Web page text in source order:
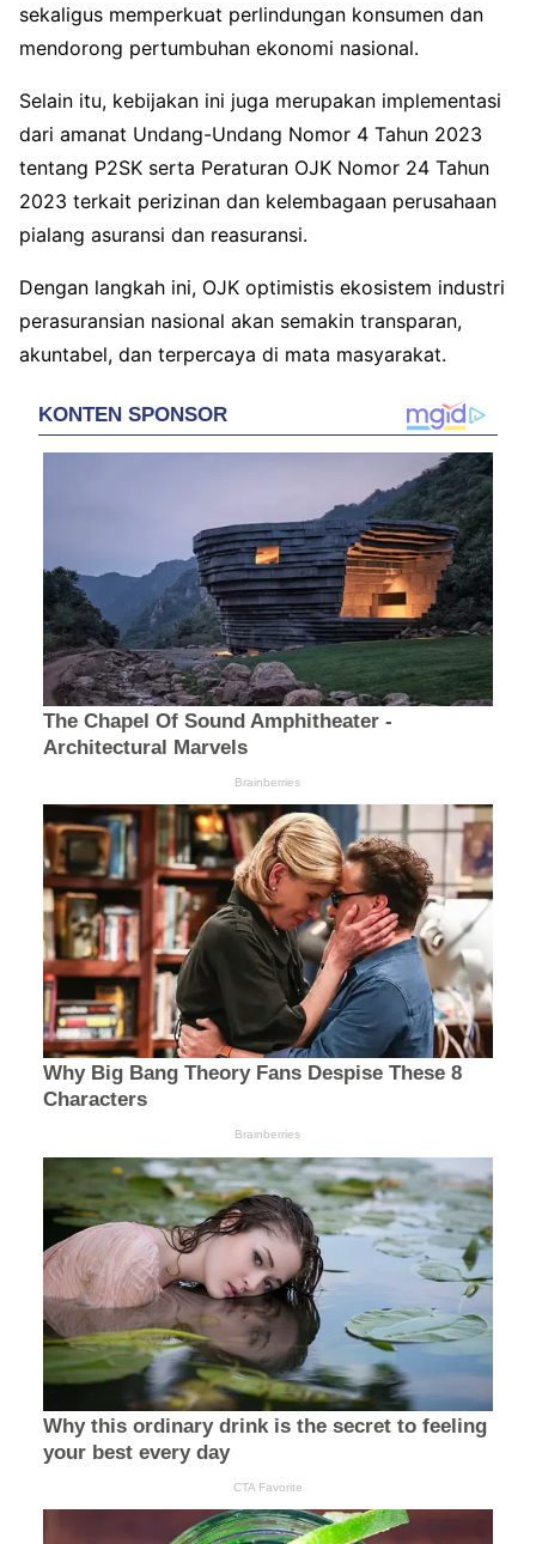
sekaligus memperkuat perlindungan konsumen dan
mendorong pertumbuhan ekonomi nasional.
Selain itu, kebijakan ini juga merupakan implementasi
dari amanat Undang-Undang Nomor 4 Tahun 2023
tentang P2SK serta Peraturan OJK Nomor 24 Tahun
2023 terkait perizinan dan kelembagaan perusahaan
pialang asuransi dan reasuransi.
Dengan langkah ini, OJK optimistis ekosistem industri
perasuransian nasional akan semakin transparan,
akuntabel, dan terpercaya di mata masyarakat.